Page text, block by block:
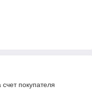
покупателя